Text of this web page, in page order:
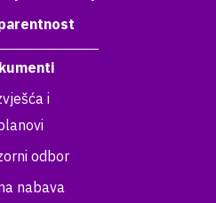
i
odbor
nabava